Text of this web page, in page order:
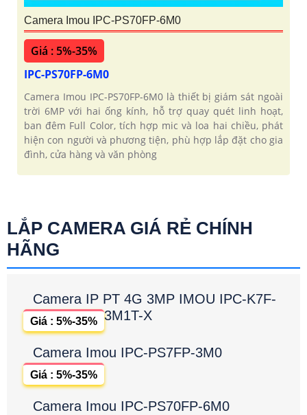
Camera Imou IPC-PS70FP-6M0
Giá : 5%-35%
IPC-PS70FP-6M0
Camera Imou IPC-PS70FP-6M0 là thiết bị giám sát ngoài
trời 6MP với hai ống kính, hỗ trợ quay quét linh hoạt,
ban đêm Full Color, tích hợp mic và loa hai chiều, phát
hiện con người và phương tiện, phù hợp lắp đặt cho gia
đình, cửa hàng và văn phòng
LẮP CAMERA GIÁ RẺ CHÍNH
HÃNG
Camera IP PT 4G 3MP IMOU IPC-K7F-
3M1T-X
Giá : 5%-35%
Camera Imou IPC-PS7FP-3M0
Giá : 5%-35%
Camera Imou IPC-PS70FP-6M0